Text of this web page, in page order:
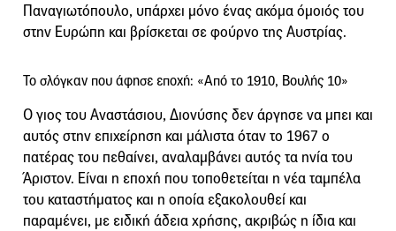
Παναγιωτόπουλο, υπάρχει μόνο ένας ακόμα όμοιός του
στην Ευρώπη και βρίσκεται σε φούρνο της Αυστρίας.
Το σλόγκαν που άφησε εποχή: «Από το 1910, Βουλής 10»
Ο γιος του Αναστάσιου, Διονύσης δεν άργησε να μπει και
αυτός στην επιχείρηση και μάλιστα όταν το 1967 ο
πατέρας του πεθαίνει, αναλαμβάνει αυτός τα ηνία του
Άριστον. Είναι η εποχή που τοποθετείται η νέα ταμπέλα
του καταστήματος και η οποία εξακολουθεί και
παραμένει, με ειδική άδεια χρήσης, ακριβώς η ίδια και